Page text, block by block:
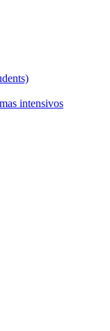
intensivos